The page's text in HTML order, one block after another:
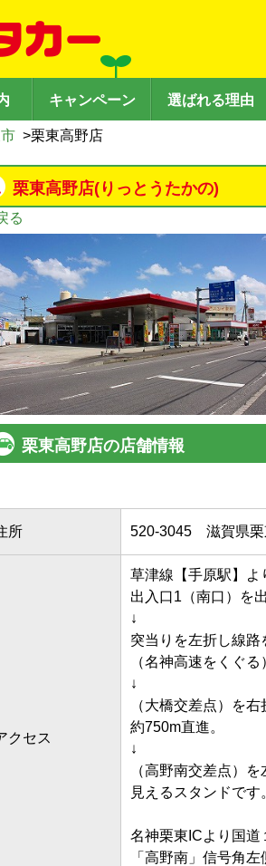
キャンペーン 選ばれる理由
>栗東高野店
栗東高野店(りっとうたかの)
る
栗東高野店の店舗情報
所 520-3045 滋賀県
クセス
草津線【手原駅】よ
出入口1（南口）を
↓
突当りを左折し線路
（名神高速をくぐる
↓
（大橋交差点）を
約750m直進。
↓
（高野南交差点）
見えるスタンドです
名神栗東ICより国道
「高野南」信号角左